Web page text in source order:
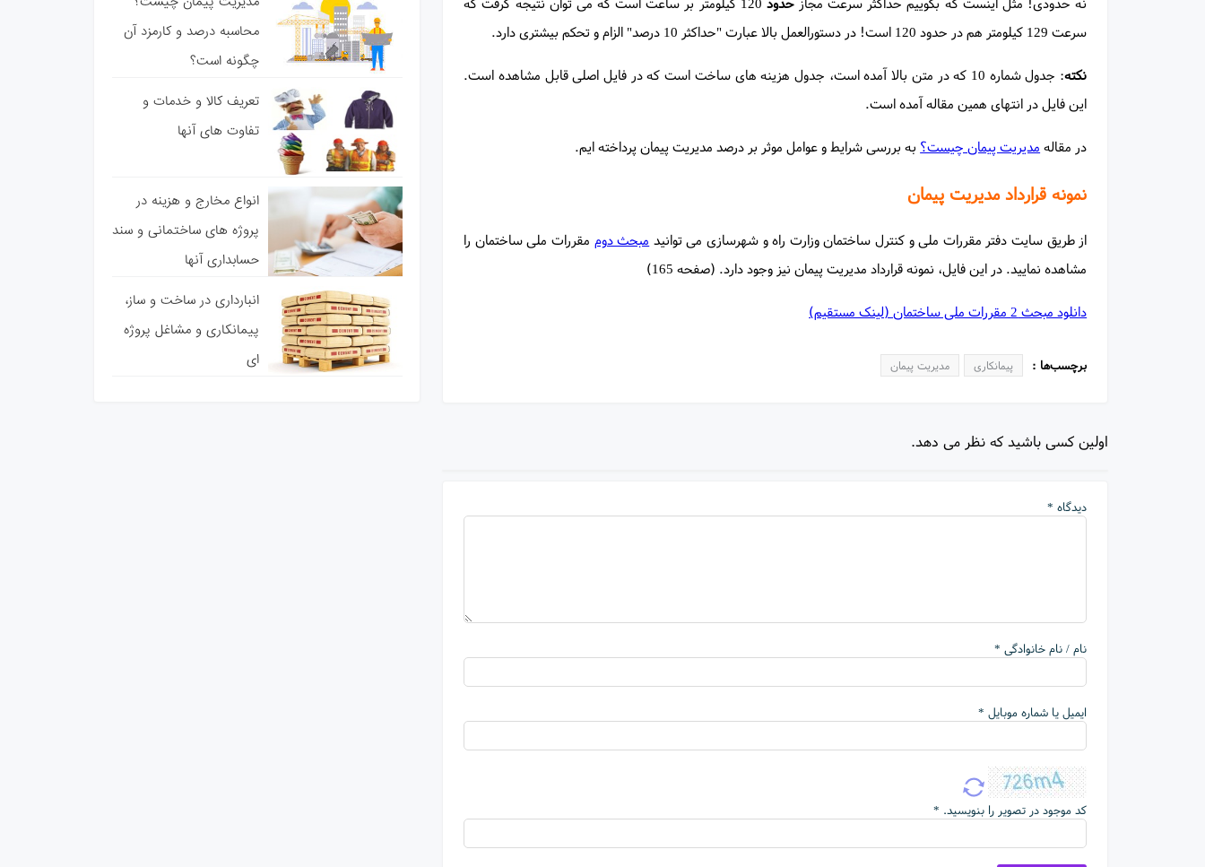
سرعت 129 کیلومتر هم در حدود 120 است! در دستورالعمل بالا عبارت "حداکثر 10 درصد" الزام و تحکم بیشتری دارد.
نکته
: جدول شماره 10 که در متن بالا آمده است، جدول هزینه های ساخت است که در فایل اصلی قابل مشاهده است.
این فایل در انتهای همین مقاله آمده است.
در مقاله مدیریت پیمان چیست؟ به بررسی شرایط و عوامل موثر بر درصد مدیریت پیمان پرداخته ایم.
نمونه قرارداد مدیریت پیمان
از طریق سایت دفتر مقررات ملی و کنترل ساختمان وزارت راه و شهرسازی می توانید مبحث دوم مقررات ملی ساختمان را
مشاهده نمایید. در این فایل، نمونه قرارداد مدیریت پیمان نیز وجود دارد. (صفحه 165)
دانلود مبحث 2 مقررات ملی ساختمان (لینک مستقیم)
برچسب‌ها : پیمانکاری مدیریت پیمان
اولین کسی باشید که نظر می دهد.
دیدگاه *
نام / نام خانوادگی *
ایمیل یا شماره موبایل *
کد موجود در تصویر را بنویسید. *
محاسبه درصد و کارمزد آن
چگونه است؟
تعریف کالا و خدمات و
تفاوت های آنها
انواع مخارج و هزینه در
پروژه های ساختمانی و سند
حسابداری آنها
انبارداری در ساخت و ساز،
پیمانکاری و مشاغل پروژه
ای